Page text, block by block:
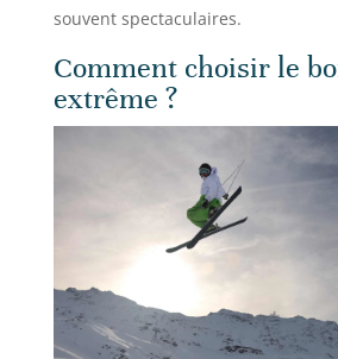
souvent spectaculaires.
Comment choisir le
extrême ?